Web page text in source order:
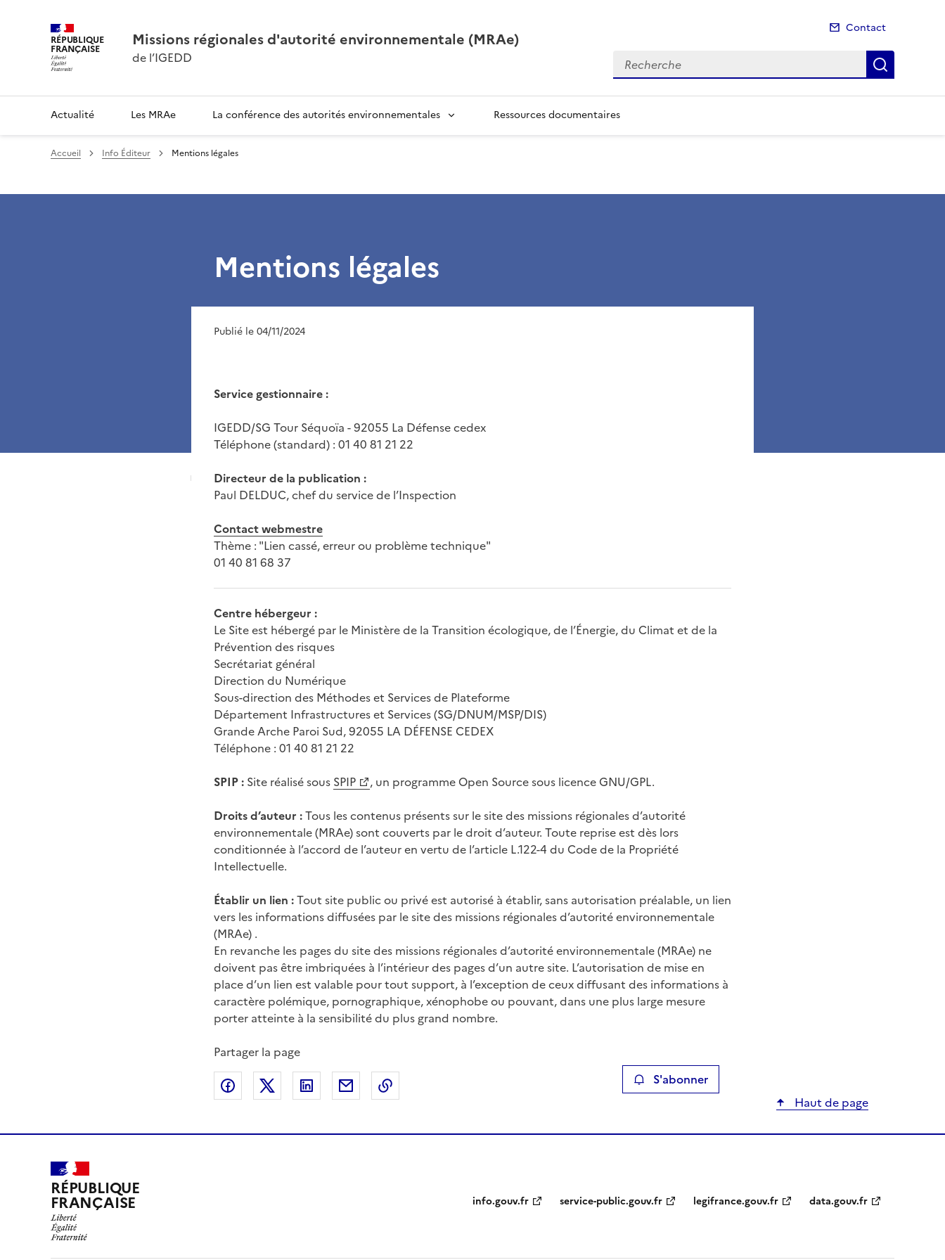
RÉPUBLIQUE
FRANÇAISE Missions régionales d'autorité environnementale (MRAe)
de l’IGEDD
Contact
Recherche
Actualité Les MRAe La conférence des autorités environnementales Ressources documentaires
Accueil Info Éditeur Mentions légales
Mentions légales
Publié le 04/11/2024
Service gestionnaire :
IGEDD/SG Tour Séquoïa - 92055 La Défense cedex
Téléphone (standard) : 01 40 81 21 22
Directeur de la publication :
Paul DELDUC, chef du service de l’Inspection
Contact webmestre
Thème : "Lien cassé, erreur ou problème technique"
01 40 81 68 37
Centre hébergeur :
Le Site est hébergé par le Ministère de la Transition écologique, de l’Énergie, du Climat et de la
Prévention des risques
Secrétariat général
Direction du Numérique
Sous-direction des Méthodes et Services de Plateforme
Département Infrastructures et Services (SG/DNUM/MSP/DIS)
Grande Arche Paroi Sud, 92055 LA DÉFENSE CEDEX
Téléphone : 01 40 81 21 22
SPIP : Site réalisé sous SPIP
, un programme Open Source sous licence GNU/GPL.
Droits d’auteur :Tous les contenus présents sur le site des missions régionales d’autorité
environnementale (MRAe) sont couverts par le droit d’auteur. Toute reprise est dès lors
conditionnée à l’accord de l’auteur en vertu de l’article L.122-4 du Code de la Propriété
Intellectuelle.
Établir un lien :Tout site public ou privé est autorisé à établir, sans autorisation préalable, un lien
vers les informations diffusées par le site des missions régionales d’autorité environnementale
(MRAe) .
En revanche les pages du site des missions régionales d’autorité environnementale (MRAe) ne
doivent pas être imbriquées à l’intérieur des pages d’un autre site. L’autorisation de mise en
place d’un lien est valable pour tout support, à l’exception de ceux diffusant des informations à
caractère polémique, pornographique, xénophobe ou pouvant, dans une plus large mesure
porter atteinte à la sensibilité du plus grand nombre.
Partager la page
Partager sur Facebook
Partager sur XPartager sur LinkedIn
Partager par emailCopier le lien de la page dans le presse-papier S'abonner
Haut de page
RÉPUBLIQUE
FRANÇAISE info.gouv.fr service-public.gouv.fr legifrance.gouv.fr data.gouv.fr